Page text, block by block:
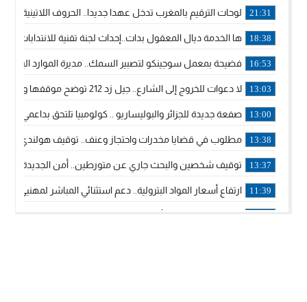
21:31 لوحات الترقيم بالمغرب تدخل عهدا جديدا.. الحروف اللاتينية
18:38 ها الخدمة ديال المعقول بدات..إحداث لجنة تقنية للانتدابات
16:53 فضيحة بمعمل سوجينكو لتصبير السمك.. مديرة الموارد
13:03 لا دعوات للخروج إلى الشارع.. جيل زد 212 توضح موقفها وتؤكد أن المنشورات المنسوبة إليها لا تمثل موقفها الرسمي.
13:00 صفعة جديدة للجزائر والبوليساريو .. كولومبيا تلتحق بداعمي
13:38 مطلوب في قضايا مخدرات واحتجاز وعنف.. توقيف هولندي
13:37 توقيف شخصين والبحث جاري عن متورطين.. أمن الجديدة يفك
11:39 ارتفاع أسعار المواد البترولية.. دعم استثنائي المباشر لمهنيي